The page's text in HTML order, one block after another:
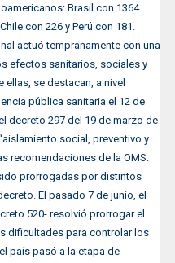
Brasil con 1364
con 226 y Perú con 181.
actuó tempranamente con una
efectos sanitarios, sociales y
se destacan, a nivel
pública sanitaria el 12 de
decreto 297 del 19 de marzo de
social, preventivo y
recomendaciones de la OMS.
prorrogadas por distintos
El pasado 7 de junio, el
520- resolvió prorrogar el
dificultades para controlar los
país pasó a la etapa de